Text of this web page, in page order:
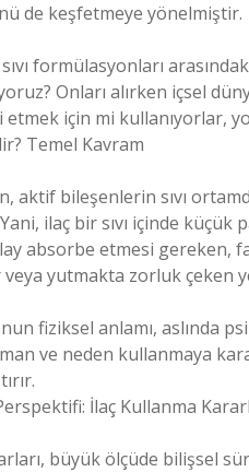
de keşfetmeye yönelmiştir.
formülasyonları
Onları alırken içsel
etmek için mi kullanıyorlar,
Temel Kavram
aktif bileşenlerin sıvı
ilaç bir sıvı içinde küçük
absorbe etmesi gereken,
veya yutmakta zorluk çeken
fiziksel anlamı, aslında
ve neden kullanmaya
İlaç Kullanma
büyük ölçüde bilişsel